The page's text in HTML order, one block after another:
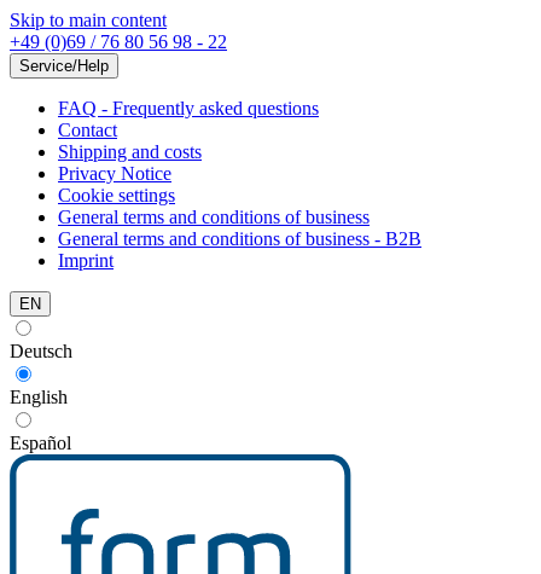
Skip to main content
+49 (0)69 / 76 80 56 98 - 22
Service/Help
FAQ - Frequently asked questions
Contact
Shipping and costs
Privacy Notice
Cookie settings
General terms and conditions of business
General terms and conditions of business - B2B
Imprint
EN
Deutsch
English
Español